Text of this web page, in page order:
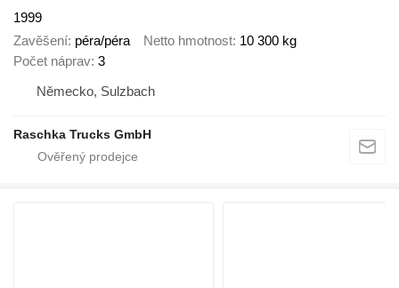
1999
Zavěšení péra/péra Netto hmotnost 10 300 kg
Počet náprav 3
Německo, Sulzbach
Raschka Trucks GmbH